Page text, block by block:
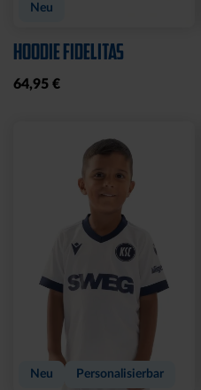
Neu
HOODIE FIDELITAS
64,95 €
Neu Personalisierbar